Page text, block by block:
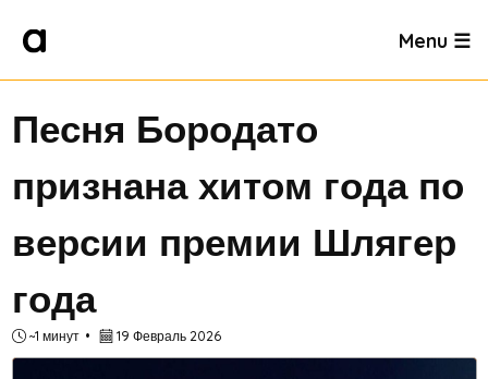
Menu ☰
Песня Бородато
признана хитом года по
версии премии Шлягер
года
~1 минут 19 Февраль 2026